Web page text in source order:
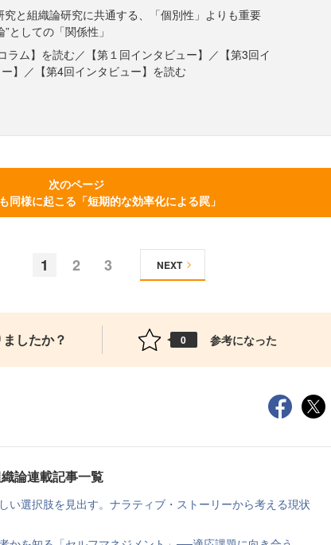
究と組織論研究に共通する、「個別性」よりも重要
”としての「関係性」
ラム】を読む／【第１回インタビュー】／【第3回イ
】／【第4回インタビュー】を読む
次のページ
同様に起こる「短期的な効率化による罠」
1 2 3 NEXT
したか？ 0 参考になった
論連載記事一覧
い選択肢を見出す。ナラティブ・ストーリーから考える現状